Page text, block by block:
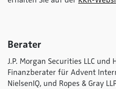
Berater
J.P. Morgan Securities LLC und
Finanzberater für Advent
NielsenIQ, und Ropes & Gray